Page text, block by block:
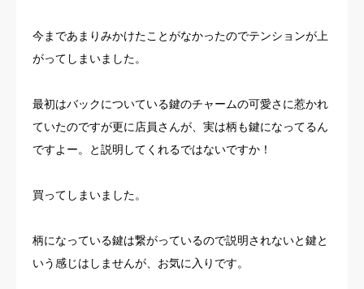
今まであまりみかけたことがなかったのでテンションが上
がってしまいました。
最初はバックについている鍵のチャームの可愛さに惹かれ
ていたのですが更に店員さんが、実は柄も鍵になってるん
ですよー。と説明してくれるではないですか！
買ってしまいました。
柄になっている鍵は繋がっているので説明されないと鍵と
いう感じはしませんが、お気に入りです。